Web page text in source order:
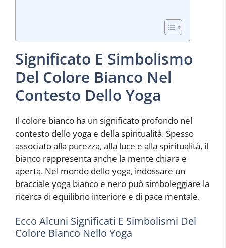
Significato E Simbolismo
Del Colore Bianco Nel
Contesto Dello Yoga
Il colore bianco ha un significato profondo nel
contesto dello yoga e della spiritualità. Spesso
associato alla purezza, alla luce e alla spiritualità, il
bianco rappresenta anche la mente chiara e
aperta. Nel mondo dello yoga, indossare un
bracciale yoga bianco e nero può simboleggiare la
ricerca di equilibrio interiore e di pace mentale.
Ecco Alcuni Significati E Simbolismi Del
Colore Bianco Nello Yoga